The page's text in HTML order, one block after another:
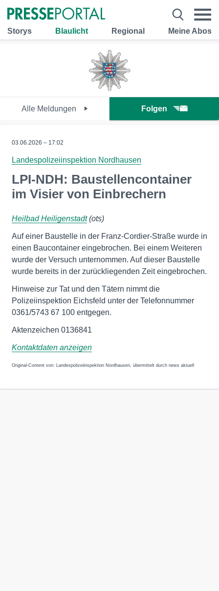
Storys Blaulicht Regional Meine Abos
Alle Meldungen Folgen
03.06.2026 – 17:02
Landespolizeiinspektion Nordhausen
LPI-NDH: Baustellencontainer
im Visier von Einbrechern
Heilbad Heiligenstadt(ots)
Auf einer Baustelle in der Franz-Cordier-Straße wurde in
einen Baucontainer eingebrochen. Bei einem Weiteren
wurde der Versuch unternommen. Auf dieser Baustelle
wurde bereits in der zurückliegenden Zeit eingebrochen.
Hinweise zur Tat und den Tätern nimmt die
Polizeiinspektion Eichsfeld unter der Telefonnummer
0361/5743 67 100 entgegen.
Aktenzeichen 0136841
Kontaktdaten anzeigen
Original-Content von: Landespolizeiinspektion Nordhausen, übermittelt durch news aktuell